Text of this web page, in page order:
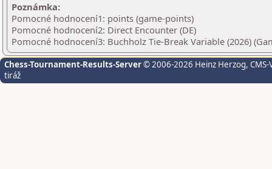
Poznámka:
Pomocné hodnocení1: points (game-points)
Pomocné hodnocení2: Direct Encounter (DE)
Pomocné hodnocení3: Buchholz Tie-Break Variable (2026)
Chess-Tournament-Results-Server© 2006-2026 Heinz Herzog,
tiráž